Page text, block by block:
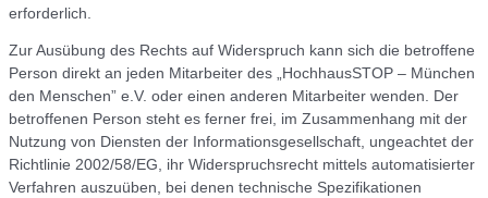
erforderlich.
Zur Ausübung des Rechts auf Widerspruch kann sich die betroffene
Person direkt an jeden Mitarbeiter des „HochhausSTOP – München
den Menschen” e.V. oder einen anderen Mitarbeiter wenden. Der
betroffenen Person steht es ferner frei, im Zusammenhang mit der
Nutzung von Diensten der Informationsgesellschaft, ungeachtet der
Richtlinie 2002/58/EG, ihr Widerspruchsrecht mittels automatisierter
Verfahren auszuüben, bei denen technische Spezifikationen